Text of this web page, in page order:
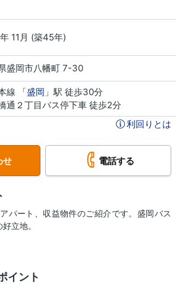
11月 (築45年)
盛岡市八幡町 7-30
線 「盛岡 」駅 徒歩30分
通２丁目バス停下車 徒歩2分
利回りとは
せ 電話する
パート、収益物件のご紹介です。盛岡バス
立地。
イント